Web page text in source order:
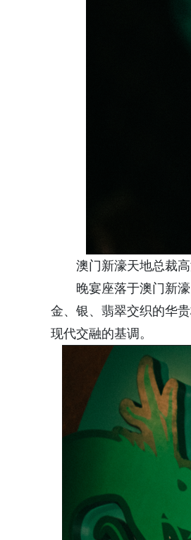
澳门新濠天地总裁
晚宴座落于澳门新
金、银、翡翠交织的华
现代交融的基调。